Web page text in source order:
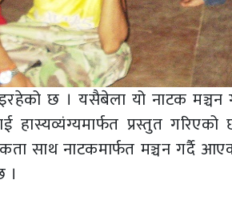
छ । यसैबेला यो नाटक
प्रस्तुत
साथ नाटकमार्फत मञ्चन गर्दै
।